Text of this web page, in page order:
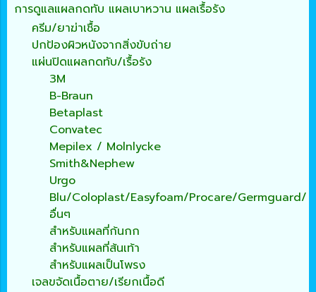
การดูแลแผลกดทับ แผลเบาหวาน แผลเรื้อรัง
ครีม/ยาฆ่าเชื้อ
ปกป้องผิวหนังจากสิ่งขับถ่าย
แผ่นปิดแผลกดทับ/เรื้อรัง
3M
B-Braun
Betaplast
Convatec
Mepilex / Molnlycke
Smith&Nephew
Urgo
Blu/Coloplast/Easyfoam/Procare/Germguard/
อื่นๆ
สำหรับแผลที่ก้นกก
สำหรับแผลที่ส้นเท้า
สำหรับแผลเป็นโพรง
เจลขจัดเนื้อตาย/เรียกเนื้อดี